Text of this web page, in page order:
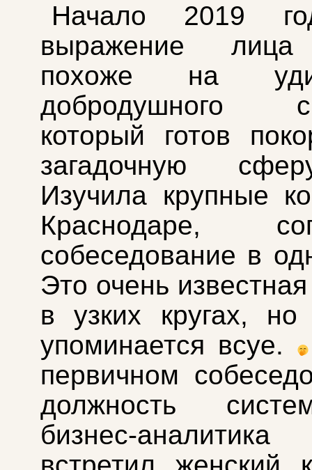
Начало 2019
выражение
похоже на
добродушного
который готов
загадочную
Изучила крупные
Краснодаре,
собеседование в
Это очень
в узких кругах,
упоминается всуе.
первичном
должность
бизнес-